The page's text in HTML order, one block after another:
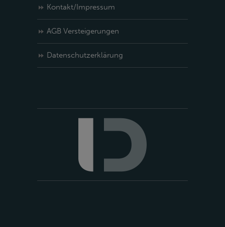
Kontakt/Impressum
AGB Versteigerungen
Datenschutzerklärung